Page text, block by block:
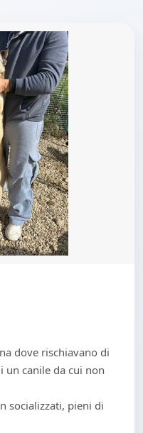
dove rischiavano di
canile da cui non
socializzati, pieni di